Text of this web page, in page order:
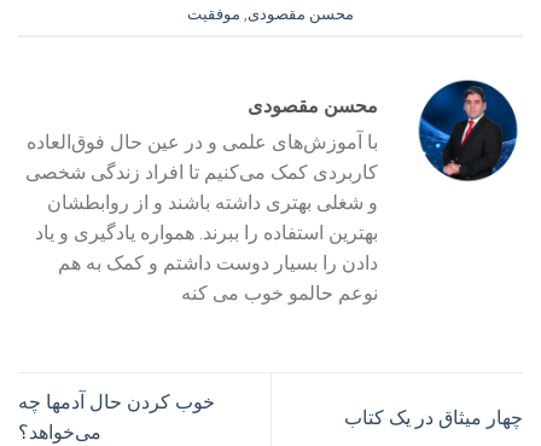
محسن مقصودی موفقیت
محسن مقصودی
با آموزش‌های علمی و در عین حال فوق‌العاده
کاربردی کمک می‌کنیم تا افراد زندگی شخصی
و شغلی بهتری داشته باشند و از روابطشان
بهترین استفاده را ببرند. همواره یادگیری و یاد
دادن را بسیار دوست داشتم و کمک به هم
نوعم حالمو خوب می کنه
چهار میثاق در یک کتاب
خوب کردن حال آدمها چه
می‌خواهد؟